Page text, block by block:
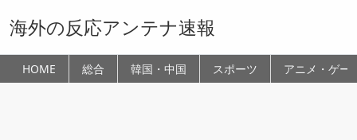
海外の反応アンテナ速報
HOME 総合 韓国・中国 スポーツ アニメ・ゲー